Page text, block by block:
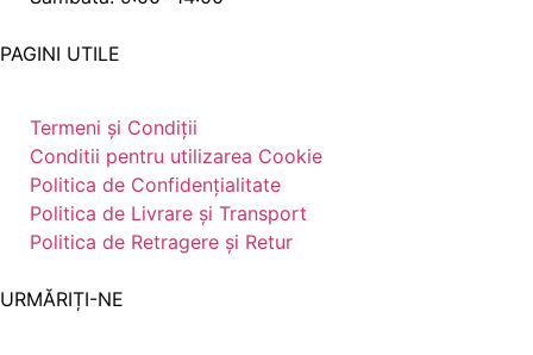
PAGINI UTILE
Termeni și Condiții
Conditii pentru utilizarea Cookie
Politica de Confidențialitate
Politica de Livrare și Transport
Politica de Retragere și Retur
URMĂRIȚI-NE